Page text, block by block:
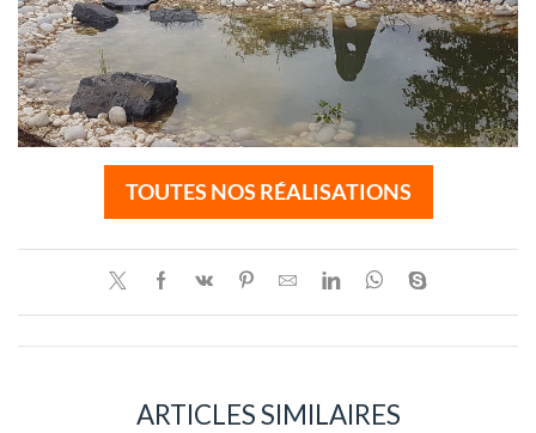
TOUTES NOS RÉALISATIONS
ARTICLES SIMILAIRES